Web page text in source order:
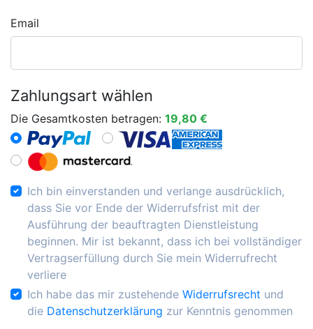
Email
Zahlungsart wählen
Die Gesamtkosten betragen: 19,80 €
Ich bin einverstanden und verlange ausdrücklich,
dass Sie vor Ende der Widerrufsfrist mit der
Ausführung der beauftragten Dienstleistung
beginnen. Mir ist bekannt, dass ich bei vollständiger
Vertragserfüllung durch Sie mein Widerrufrecht
verliere
Ich habe das mir zustehende Widerrufsrecht und
die Datenschutzerklärung zur Kenntnis genommen